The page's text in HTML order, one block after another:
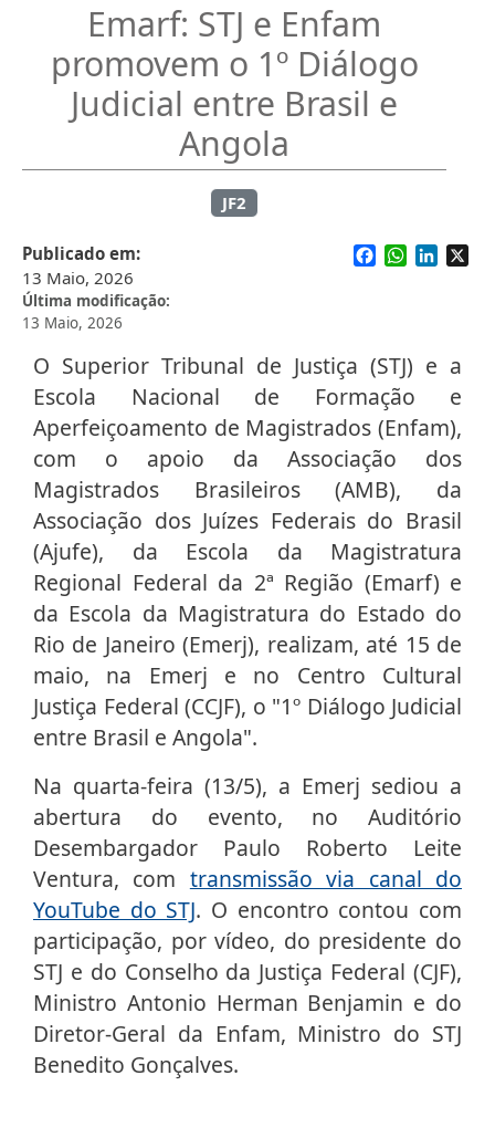
Emarf: STJ e Enfam
promovem o 1º Diálogo
Judicial entre Brasil e
Angola
JF2
Publicado em
13 Maio, 2026
Última modificação
13 Maio, 2026
Facebook
WhatsApp
O Superior Tribunal de Justiça (STJ) e a
Escola Nacional de Formação e
Aperfeiçoamento de Magistrados (Enfam),
com o apoio da Associação dos
Magistrados Brasileiros (AMB), da
Associação dos Juízes Federais do Brasil
(Ajufe), da Escola da Magistratura
Regional Federal da 2ª Região (Emarf) e
da Escola da Magistratura do Estado do
Rio de Janeiro (Emerj), realizam, até 15 de
maio, na Emerj e no Centro Cultural
Justiça Federal (CCJF), o "1º Diálogo Judicial
entre Brasil e Angola".
Na quarta-feira (13/5), a Emerj sediou a
abertura do evento, no Auditório
Desembargador Paulo Roberto Leite
Ventura, com transmissão via canal do
YouTube do STJ. O encontro contou com
participação, por vídeo, do presidente do
STJ e do Conselho da Justiça Federal (CJF),
Ministro Antonio Herman Benjamin e do
Diretor-Geral da Enfam, Ministro do STJ
Benedito Gonçalves.